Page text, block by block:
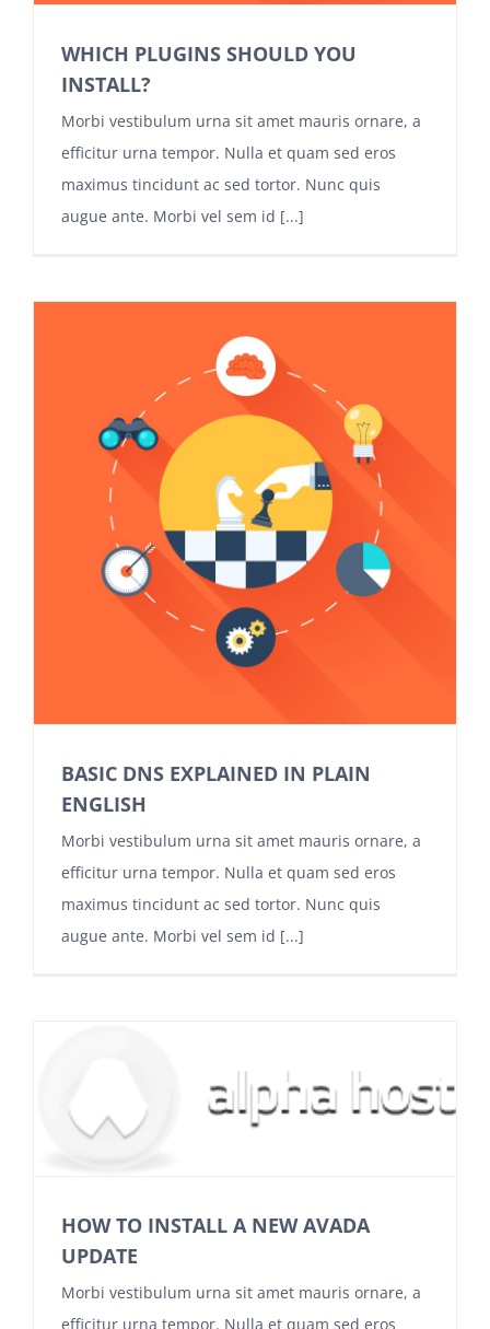
WHICH PLUGINS SHOULD YOU
INSTALL?
Morbi vestibulum urna sit amet mauris ornare, a
efficitur urna tempor. Nulla et quam sed eros
maximus tincidunt ac sed tortor. Nunc quis
augue ante. Morbi vel sem id [...]
BASIC DNS EXPLAINED IN PLAIN
ENGLISH
Morbi vestibulum urna sit amet mauris ornare, a
efficitur urna tempor. Nulla et quam sed eros
maximus tincidunt ac sed tortor. Nunc quis
augue ante. Morbi vel sem id [...]
HOW TO INSTALL A NEW AVADA
UPDATE
Morbi vestibulum urna sit amet mauris ornare, a
efficitur urna tempor. Nulla et quam sed eros